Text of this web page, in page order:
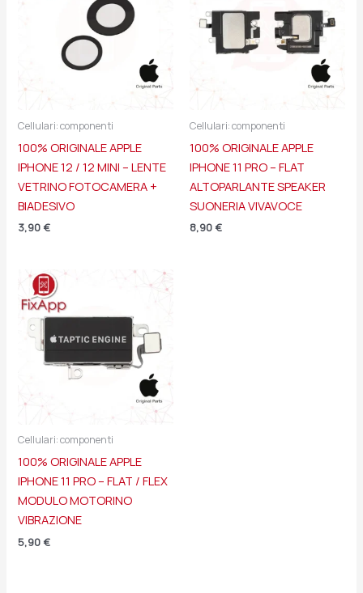
Cellulari: componenti
100% ORIGINALE APPLE
IPHONE 12 / 12 MINI – LENTE
VETRINO FOTOCAMERA +
BIADESIVO
3,90 €
Cellulari: componenti
100% ORIGINALE APPLE
IPHONE 11 PRO – FLAT
ALTOPARLANTE SPEAKER
SUONERIA VIVAVOCE
8,90 €
Cellulari: componenti
100% ORIGINALE APPLE
IPHONE 11 PRO – FLAT / FLEX
MODULO MOTORINO
VIBRAZIONE
5,90 €